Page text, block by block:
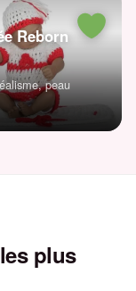
Reborn
peau
plus